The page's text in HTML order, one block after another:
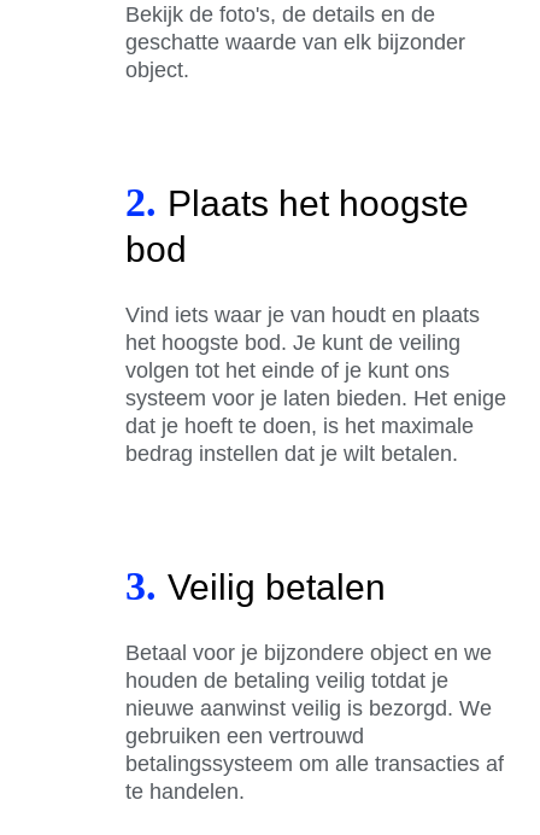
Bekijk de foto's, de details en de
geschatte waarde van elk bijzonder
object.
2. Plaats het hoogste
bod
Vind iets waar je van houdt en plaats
het hoogste bod. Je kunt de veiling
volgen tot het einde of je kunt ons
systeem voor je laten bieden. Het enige
dat je hoeft te doen, is het maximale
bedrag instellen dat je wilt betalen.
3. Veilig betalen
Betaal voor je bijzondere object en we
houden de betaling veilig totdat je
nieuwe aanwinst veilig is bezorgd. We
gebruiken een vertrouwd
betalingssysteem om alle transacties af
te handelen.